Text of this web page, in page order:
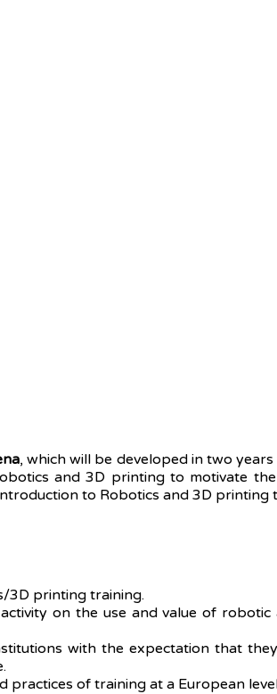
, which will be developed in two
and 3D printing to motivate
to Robotics and 3D
3D printing training.
on the use and value of
with the expectation that
practices of training at a European